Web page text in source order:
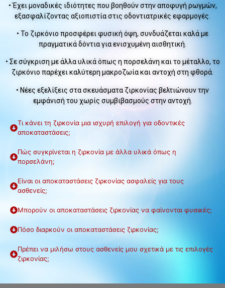
• Έχει μοναδικές ιδιότητες που βοηθούν στην αποφυγή ρωγμών,
εξασφαλίζοντας αξιοπιστία στις οδοντιατρικές εφαρμογές.
• Το ζιρκόνιο προσφέρει φυσική όψη, συνδυάζεται καλά με
πραγματικά δόντια για ενισχυμένη αισθητική.
• Σε σύγκριση με άλλα υλικά όπως η πορσελάνη και το μέταλλο, το
ζιρκόνιο παρέχει καλύτερη μακροζωία και αντοχή στη φθορά.
• Νέες εξελίξεις στα σκευάσματα ζιρκονίας βελτιώνουν την
εμφάνισή του χωρίς συμβιβασμούς στην αντοχή.
Τι κάνει τη ζιρκονία μια ισχυρή επιλογή για οδοντικές
αποκαταστάσεις;
Πώς συγκρίνεται η ζιρκονία με άλλα υλικά όπως η
πορσελάνη;
Είναι οι αποκαταστάσεις ζιρκονίας ασφαλείς για τους
ασθενείς;
Μπορούν οι αποκαταστάσεις ζιρκονίας να φαίνονται φυσικές;
Πόσο διαρκούν οι αποκαταστάσεις ζιρκονίας;
Πρέπει να μιλήσω στους ασθενείς μου σχετικά με τις επιλογές
ζιρκονίας;